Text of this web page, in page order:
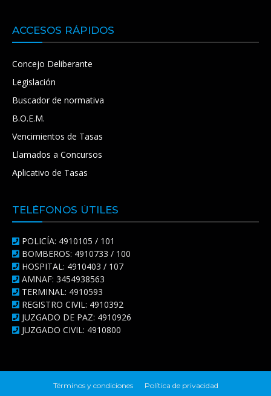
ACCESOS RÁPIDOS
Concejo Deliberante
Legislación
Buscador de normativa
B.O.E.M.
Vencimientos de Tasas
Llamados a Concursos
Aplicativo de Tasas
TELÉFONOS ÚTILES
POLICÍA: 4910105 / 101
BOMBEROS: 4910733 / 100
HOSPITAL: 4910403 / 107
AMNAF: 3454938563
TERMINAL: 4910593
REGISTRO CIVIL: 4910392
JUZGADO DE PAZ: 4910926
JUZGADO CIVIL: 4910800
Términos y condiciones Política de privacidad